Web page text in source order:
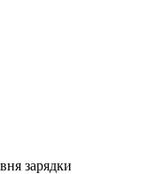
зарядки